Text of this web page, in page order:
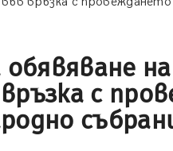
обявяване
с